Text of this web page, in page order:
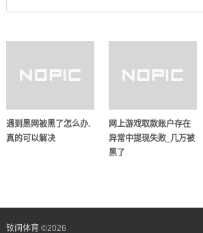
遇到黑网被黑了怎么办.
真的可以解决
网上游戏取款账户存在
异常中提现失败_几万被
黑了
钕阔体育 ©2026